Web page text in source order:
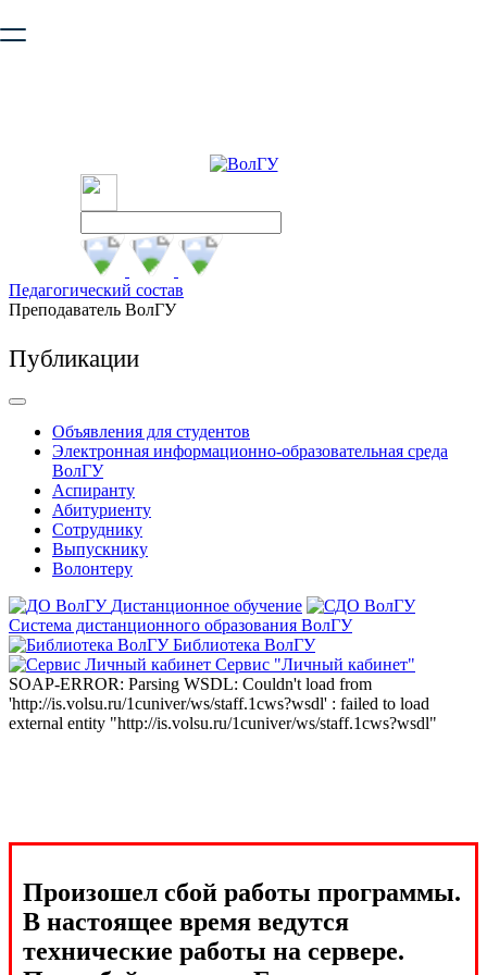
безопасную работу с сайтом. Пожалуйста
Педагогический состав
Преподаватель ВолГУ
Публикации
Объявления для студентов
Электронная информационно-образовательная среда
ВолГУ
Аспиранту
Абитуриенту
Сотруднику
Выпускнику
Волонтеру
Дистанционное обучение
Система дистанционного образования ВолГУ
Библиотека ВолГУ
Сервис "Личный кабинет"
SOAP-ERROR: Parsing WSDL: Couldn't load from
'http://is.volsu.ru/1cuniver/ws/staff.1cws?wsdl' : failed to load
external entity "http://is.volsu.ru/1cuniver/ws/staff.1cws?wsdl"
Произошел сбой работы программы.
В настоящее время ведутся
технические работы на сервере.